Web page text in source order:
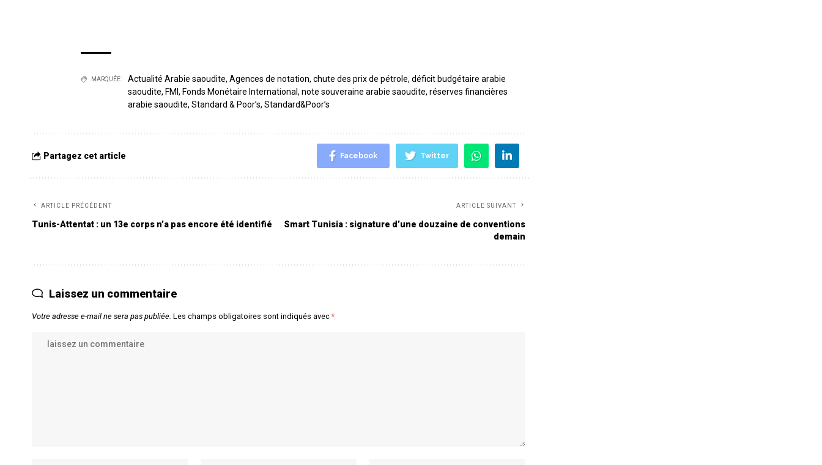
MARQUÉE: Actualité Arabie saoudite, Agences de notation, chute des prix de pétrole, déficit budgétaire arabie
saoudite, FMI , Fonds Monétaire International , note souveraine arabie saoudite, réserves financières
arabie saoudite, Standard & Poor’s, Standard&Poor’s
Partagez cet article Facebook Twitter
ARTICLE PRÉCÉDENT
Tunis-Attentat : un 13e corps n’a pas encore été identifié
ARTICLE SUIVANT
Smart Tunisia : signature d’une douzaine de conventions
demain
Laissez un commentaire
Votre adresse e-mail ne sera pas publiée. Les champs obligatoires sont indiqués avec*